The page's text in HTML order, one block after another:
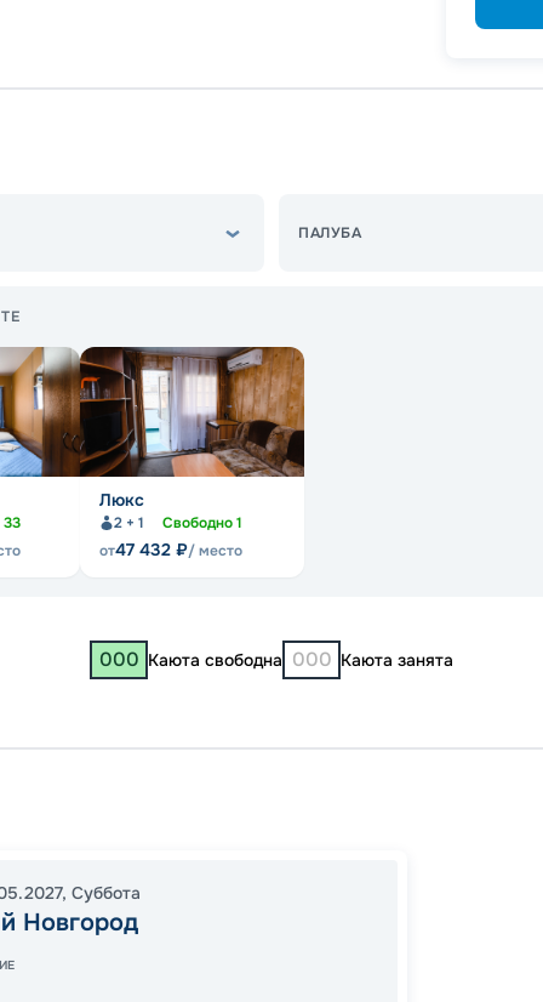
ПАЛУБА
33
Люкс
2 + 1 Свободно1
от47 432 ₽/ место
000 Каюта свободна 000 Каюта занята
, Суббота
Новгород